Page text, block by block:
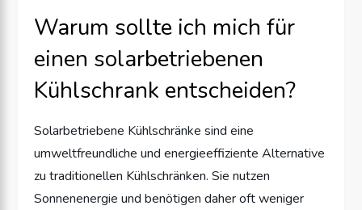
Warum sollte ich mich für
einen solarbetriebenen
Kühlschrank entscheiden?
Solarbetriebene Kühlschränke sind eine
umweltfreundliche und energieeffiziente Alternative
zu traditionellen Kühlschränken. Sie nutzen
Sonnenenergie und benötigen daher oft weniger